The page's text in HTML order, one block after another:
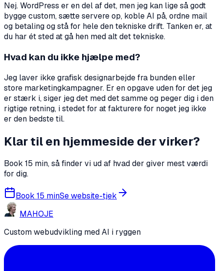
Nej. WordPress er en del af det, men jeg kan lige så godt
bygge custom, sætte servere op, koble AI på, ordne mail
og betaling og stå for hele den tekniske drift. Tanken er, at
du har ét sted at gå hen med alt det tekniske.
Hvad kan du ikke hjælpe med?
Jeg laver ikke grafisk designarbejde fra bunden eller
store marketingkampagner. Er en opgave uden for det jeg
er stærk i, siger jeg det med det samme og peger dig i den
rigtige retning, i stedet for at fakturere for noget jeg ikke
er den bedste til.
Klar til en hjemmeside der virker?
Book 15 min, så finder vi ud af hvad der giver mest værdi
for dig.
Book 15 minSe website-tjek
MAHOJE
Custom webudvikling med AI i ryggen